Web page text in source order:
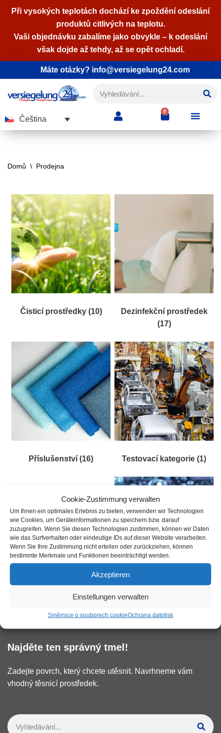
Cookie-Zustimmung verwalten
Um Ihnen ein optimales Erlebnis zu bieten, verwenden wir Technologien
wie Cookies, um Geräteinformationen zu speichern bzw. darauf
zuzugreifen. Wenn Sie diesen Technologien zustimmen, können wir Daten
wie das Surfverhalten oder eindeutige IDs auf dieser Website verarbeiten.
Wenn Sie Ihre Zustimmung nicht erteilen oder zurückziehen, können
bestimmte Merkmale und Funktionen beeinträchtigt werden.
Akzeptieren
Einstellungen verwalten
Směrnice o souborech cookieOchrana datotisk
na
Při vysokých teplotách dochází ke zpoždění odeslání
produktů citlivých na teplotu.
Vaši objednávku zabalíme jako obvykle – k odeslání
však dojde až tehdy, až se opět ochladí.
Máte otázky? info@versiegelung24.com
Čeština
0
Domů \ Prodejna
Čisticí prostředky (10)
Dezinfekční prostředek
(17)
Příslušenství (16) Testovací kategorie (1)
(17) těsnění tekutého skla
Najděte ten správný tmel!
Zadejte povrch, který chcete utěsnit. Navrhneme vám
vhodný těsnicí prostředek.